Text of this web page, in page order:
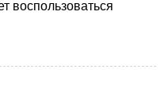
воспользоваться